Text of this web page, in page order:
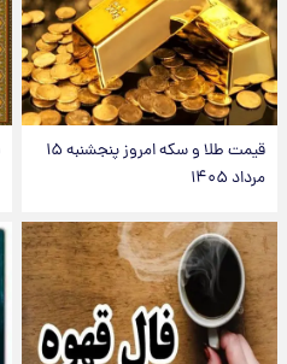
قیمت طلا و سکه امروز پنجشنبه ۱۵
مرداد ۱۴۰۵